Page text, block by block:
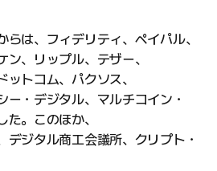
らは、フィデリティ、ペイパル、
、リップル、テザー、
トコム、パクソス、
ー・デジタル、マルチコイン・
。このほか、
デジタル商工会議所、クリプト・